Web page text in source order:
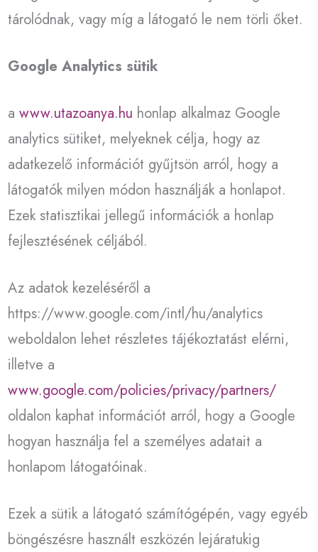
tárolódnak, vagy míg a látogató le nem törli őket.
Google Analytics sütik
a www.utazoanya.hu honlap alkalmaz Google
analytics sütiket, melyeknek célja, hogy az
adatkezelő információt gyűjtsön arról, hogy a
látogatók milyen módon használják a honlapot.
Ezek statisztikai jellegű információk a honlap
fejlesztésének céljából.
Az adatok kezeléséről a
https://www.google.com/intl/hu/analytics
weboldalon lehet részletes tájékoztatást elérni,
illetve a
www.google.com/policies/privacy/partners/
oldalon kaphat információt arról, hogy a Google
hogyan használja fel a személyes adatait a
honlapom látogatóinak.
Ezek a sütik a látogató számítógépén, vagy egyéb
böngészésre használt eszközén lejáratukig